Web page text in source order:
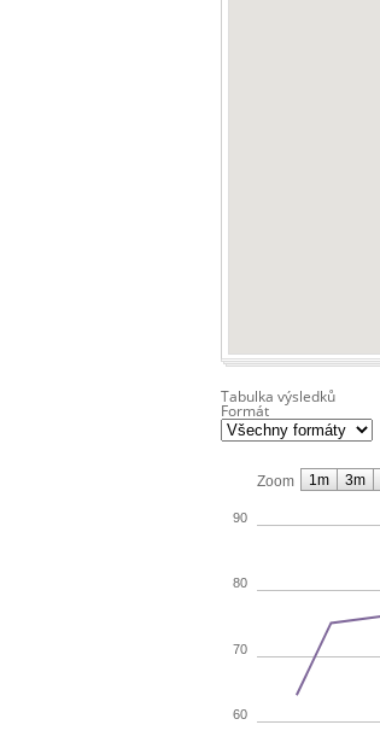
Tabulka výsledků
Formát
Zoom
60
70
80
90
1m 3m